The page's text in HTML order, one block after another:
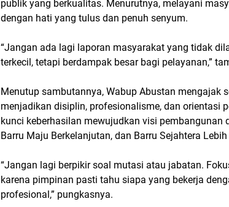
publik yang berkualitas. Menurutnya, melayani
dengan hati yang tulus dan penuh senyum.
“Jangan ada lagi laporan masyarakat yang tidak
terkecil, tetapi berdampak besar bagi pelayanan,”
Menutup sambutannya, Wabup Abustan mengajak
menjadikan disiplin, profesionalisme, dan orientasi
kunci keberhasilan mewujudkan visi pembangunan
Barru Maju Berkelanjutan, dan Barru Sejahtera Lebih
“Jangan lagi berpikir soal mutasi atau jabatan.
karena pimpinan pasti tahu siapa yang bekerja
profesional,” pungkasnya.